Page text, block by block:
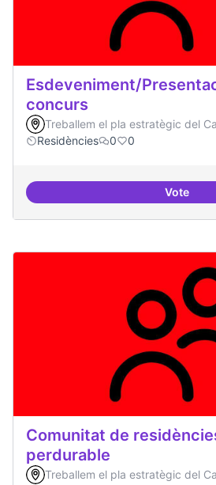
Esdeveniment/
concurs
Treballem el pla estratègic del
Residències
0 0
Vote
Comunitat de
perdurable
Treballem el pla estratègic del